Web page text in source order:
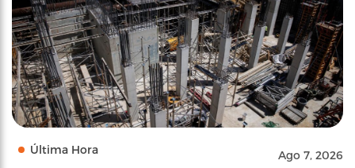
Última Hora Ago 7, 2026